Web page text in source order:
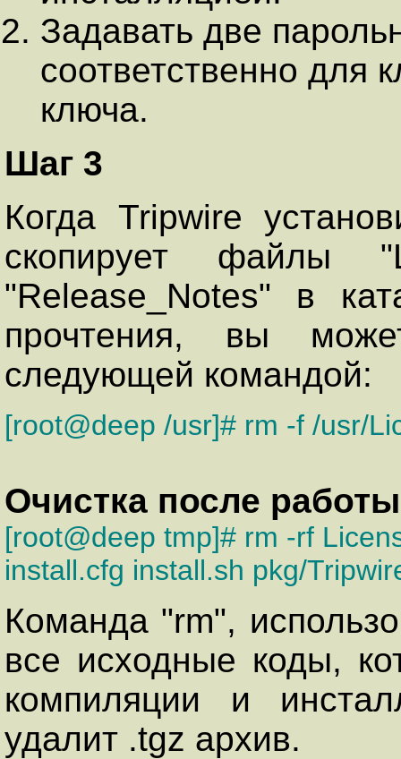
Задавать две
соответственно для
ключа.
Шаг 3
Когда Tripwire
скопирует файлы
"Release_Notes" в
прочтения, вы
следующей командой:
[root@deep /usr]# rm -f /usr/
Очистка после
[root@deep tmp]# rm -rf
install.cfg install.sh pkg/
Команда "rm",
все исходные коды,
компиляции и
удалит .tgz архив.